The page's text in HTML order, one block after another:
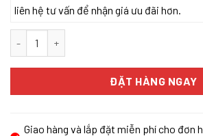
liên hệ tư vấn để nhận giá ưu đãi hơn.
ĐẶT HÀNG NGAY
Giao hàng và lắp đặt miễn phí cho đơn